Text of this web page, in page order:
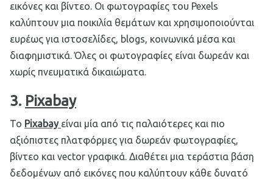
εικόνες και βίντεο. Οι φωτογραφίες του Pexels
καλύπτουν μια ποικιλία θεμάτων και χρησιμοποιούνται
ευρέως για ιστοσελίδες, blogs, κοινωνικά μέσα και
διαφημιστικά. Όλες οι φωτογραφίες είναι δωρεάν και
χωρίς πνευματικά δικαιώματα.
3. Pixabay
Το Pixabay είναι μία από τις παλαιότερες και πιο
αξιόπιστες πλατφόρμες για δωρεάν φωτογραφίες,
βίντεο και vector γραφικά. Διαθέτει μια τεράστια βάση
δεδομένων από εικόνες που καλύπτουν κάθε δυνατό